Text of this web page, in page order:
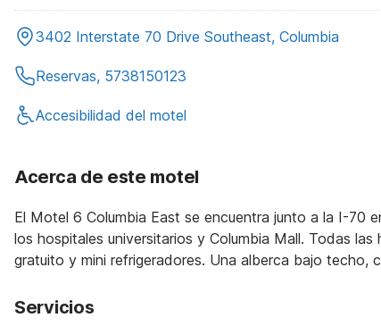
3402 Interstate 70 Drive Southeast, Columbia
Reservas, 5738150123
Accesibilidad del motel
Acerca de este motel
El Motel 6 Columbia East se encuentra junto a la I-70
los hospitales universitarios y Columbia Mall. Todas
gratuito y mini refrigeradores. Una alberca bajo techo,
Servicios